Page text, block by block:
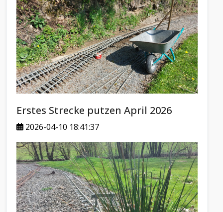
Erstes Strecke putzen April 2026
2026-04-10 18:41:37